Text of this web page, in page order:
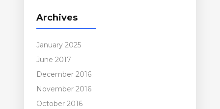
Archives
January 2025
June 2017
December 2016
November 2016
October 2016